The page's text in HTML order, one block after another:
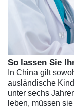
So lassen Sie
In China gilt
ausländische
unter sechs
leben, müssen